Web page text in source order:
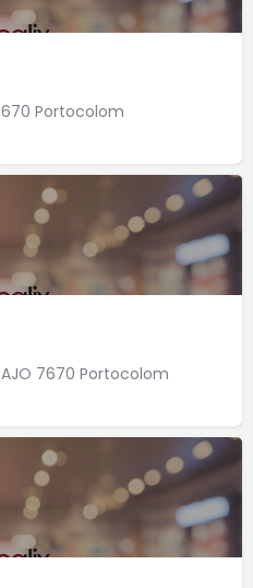
Portocolom
7670 Portocolom